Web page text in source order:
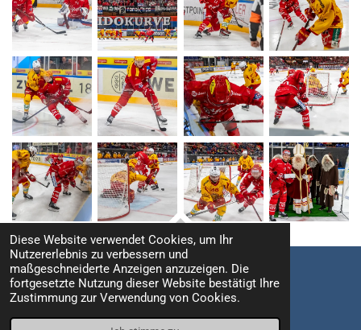
Diese Website verwendet Cookies, um Ihr
Nutzererlebnis zu verbessern und
maßgeschneiderte Anzeigen anzuzeigen. Die
fortgesetzte Nutzung dieser Website bestätigt Ihre
Zustimmung zur Verwendung von Cookies.
TOP
Impressum / Datenschutz